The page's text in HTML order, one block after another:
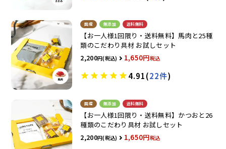
国産 無添加 送料無料
【お一人様1回限り・送料無料】馬肉と25種
類のこだわり具材 お試しセット
2,200 1,650 税込
4.91(22件)
国産 無添加 送料無料
【お一人様1回限り・送料無料】かつおと26
種類のこだわり具材 お試しセット
2,200 1,650 税込